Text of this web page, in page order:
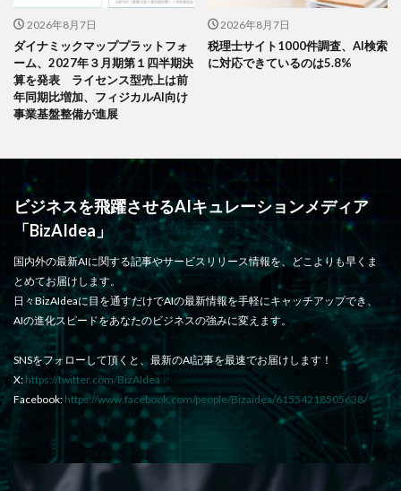
2026年8月7日
ダイナミックマッププラットフォ
ーム、2027年３月期第１四半期決
算を発表 ライセンス型売上は前
年同期比増加、フィジカルAI向け
事業基盤整備が進展
2026年8月7日
税理士サイト1000件調査、AI検索
に対応できているのは5.8%
ビジネスを飛躍させるAIキュレーションメディア
「BizAIdea」
国内外の最新AIに関する記事やサービスリリース情報を、どこよりも早くま
とめてお届けします。
日々BizAIdeaに目を通すだけでAIの最新情報を手軽にキャッチアップでき、
AIの進化スピードをあなたのビジネスの強みに変えます。
SNSをフォローして頂くと、最新のAI記事を最速でお届けします！
X: https://twitter.com/BizAIdea
Facebook: https://www.facebook.com/people/Bizaidea/61554218505638/